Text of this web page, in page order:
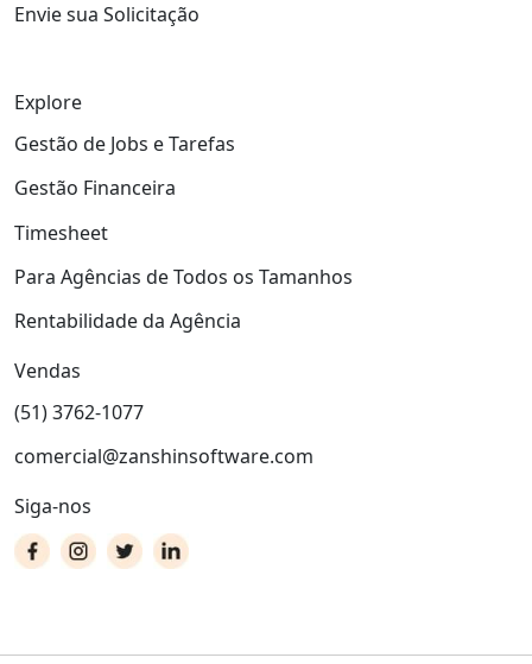
Envie sua Solicitação
Explore
Gestão de Jobs e Tarefas
Gestão Financeira
Timesheet
Para Agências de Todos os Tamanhos
Rentabilidade da Agência
Vendas
(51) 3762-1077
comercial@zanshinsoftware.com
Siga-nos